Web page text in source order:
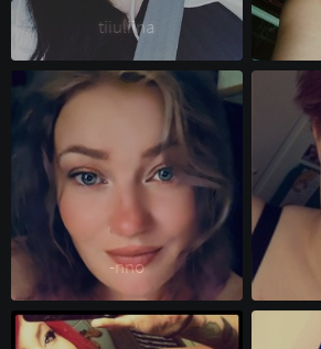
tiiuliina
-nno